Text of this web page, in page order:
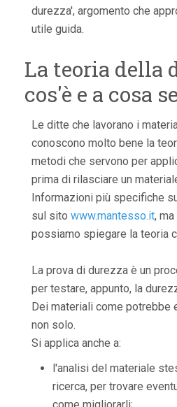
durezza', argomento che
utile guida.
La teoria della
cos'è e a cosa
Le ditte che lavorano i
conoscono molto bene la
metodi che servono per
prima di rilasciare un
Informazioni più specifiche
sul sito www.mantesso.it,
possiamo spiegare la teoria
La prova di durezza è un
per testare, appunto, la
Dei materiali come potrebbe
non solo.
Si applica anche a:
l'analisi del materiale
ricerca, per trovare